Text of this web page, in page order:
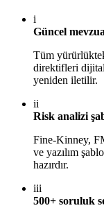
i
Güncel
Tüm
direktifleri dijital
yeniden iletilir.
ii
Risk analizi
Fine-Kinney,
ve yazılım
hazırdır.
iii
500+ soruluk